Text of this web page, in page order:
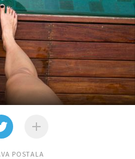
POSTALA